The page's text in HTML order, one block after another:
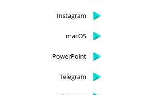
Instagram
macOS
PowerPoint
Telegram